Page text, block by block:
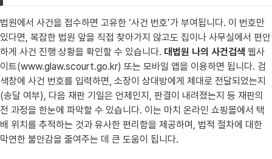
법원에서 사건을 접수하면 고유한 ‘사건 번호’가 부여됩니다. 이 번호만
있다면, 복잡한 법원 앞을 직접 찾아가지 않고도 집이나 사무실에서 편안
하게 사건 진행 상황을 확인할 수 있습니다. 대법원 나의 사건검색 웹사
이트(www.glaw.scourt.go.kr) 또는 모바일 앱을 이용하면 됩니다. 검
색창에 사건 번호를 입력하면, 소장이 상대방에게 제대로 전달되었는지
(송달 여부), 다음 재판 기일은 언제인지, 판결이 내려졌는지 등 재판의
전 과정을 한눈에 파악할 수 있습니다. 이는 마치 온라인 쇼핑몰에서 택
배 위치를 추적하는 것과 유사한 편리함을 제공하며, 법적 절차에 대한
막연한 불안감을 줄여주는 데 큰 도움이 됩니다.